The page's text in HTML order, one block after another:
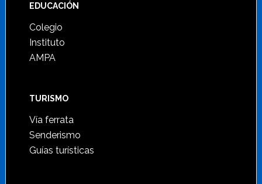
Footer
EDUCACIÓN
Colegio
Instituto
AMPA
TURISMO
Vía ferrata
Senderismo
Guías turísticas